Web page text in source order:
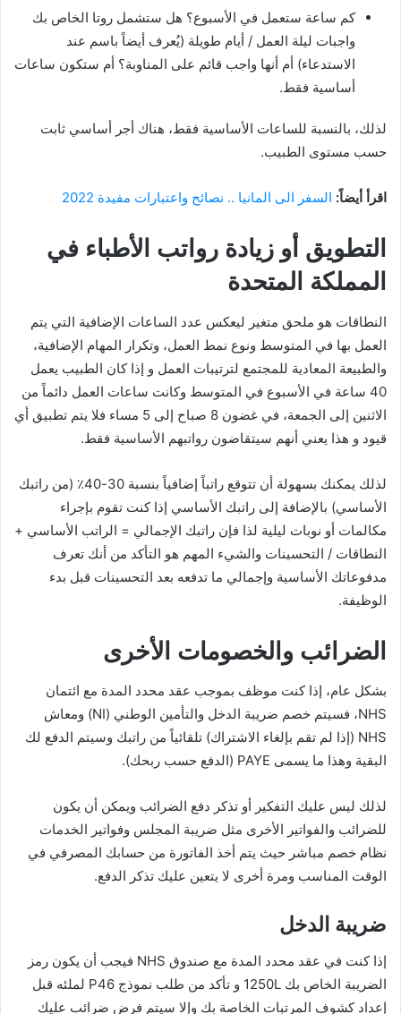
كم ساعة ستعمل في الأسبوع؟ هل ستشمل روتا الخاص بك
واجبات ليلة العمل / أيام طويلة (يُعرف أيضاً باسم عند
الاستدعاء) أم أنها واجب قائم على المناوبة؟ أم ستكون ساعات
أساسية فقط.
لذلك، بالنسبة للساعات الأساسية فقط، هناك أجر أساسي ثابت
حسب مستوى الطبيب.
اقرأ أيضاً: السفر الى المانيا .. نصائح واعتبارات مفيدة 2022
التطويق أو زيادة رواتب الأطباء في
المملكة المتحدة
النطاقات هو ملحق متغير ليعكس عدد الساعات الإضافية التي يتم
العمل بها في المتوسط ونوع نمط العمل، وتكرار المهام الإضافية،
والطبيعة المعادية للمجتمع لترتيبات العمل و إذا كان الطبيب يعمل
40 ساعة في الأسبوع في المتوسط وكانت ساعات العمل دائماً من
الاثنين إلى الجمعة، في غضون 8 صباح إلى 5 مساء فلا يتم تطبيق أي
قيود و هذا يعني أنهم سيتقاضون رواتبهم الأساسية فقط.
لذلك يمكنك بسهولة أن تتوقع راتباً إضافياً بنسبة 30-40٪ (من راتبك
الأساسي) بالإضافة إلى راتبك الأساسي إذا كنت تقوم بإجراء
مكالمات أو نوبات ليلية لذا فإن راتبك الإجمالي = الراتب الأساسي +
النطاقات / التحسينات والشيء المهم هو التأكد من أنك تعرف
مدفوعاتك الأساسية وإجمالي ما تدفعه بعد التحسينات قبل بدء
الوظيفة.
الضرائب والخصومات الأخرى
بشكل عام، إذا كنت موظف بموجب عقد محدد المدة مع ائتمان
NHS، فسيتم خصم ضريبة الدخل والتأمين الوطني (NI) ومعاش
NHS (إذا لم تقم بإلغاء الاشتراك) تلقائياً من راتبك وسيتم الدفع لك
البقية وهذا ما يسمى PAYE (الدفع حسب ربحك).
لذلك ليس عليك التفكير أو تذكر دفع الضرائب ويمكن أن يكون
للضرائب والفواتير الأخرى مثل ضريبة المجلس وفواتير الخدمات
نظام خصم مباشر حيث يتم أخذ الفاتورة من حسابك المصرفي في
الوقت المناسب ومرة أخرى لا يتعين عليك تذكر الدفع.
ضريبة الدخل
إذا كنت في عقد محدد المدة مع صندوق NHS فيجب أن يكون رمز
الضريبة الخاص بك 1250L و تأكد من طلب نموذج P46 لملئه قبل
إعداد كشوف المرتبات الخاصة بك وإلا سيتم فرض ضرائب عليك